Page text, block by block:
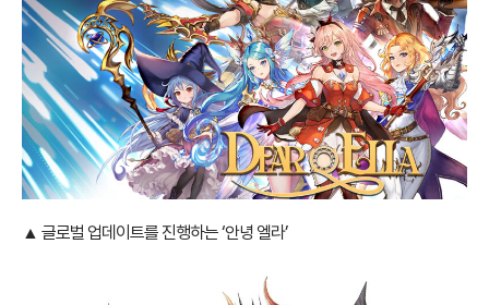
▲ 글로벌 업데이트를 진행하는 ‘안녕 엘라’